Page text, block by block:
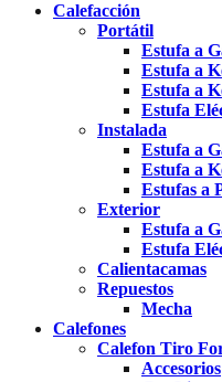
Calefacción
Portátil
Estufa a
Estufa a
Estufa a
Estufa
Instalada
Estufa a
Estufa a
Estufas a
Exterior
Estufa a
Estufa
Calientacamas
Repuestos
Mecha
Calefones
Calefon Tiro
Accesorios